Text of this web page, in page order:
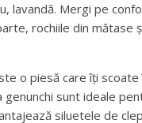
lavandă. Mergi pe
rochiile din
o piesă care îți
genunchi sunt ideale
siluetele de